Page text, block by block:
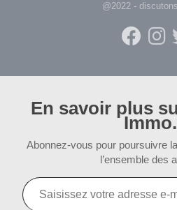
@2022 -
En savoir plus
Abonnez-vous pour poursuivre
l’ensemble des
Saisissez
votre